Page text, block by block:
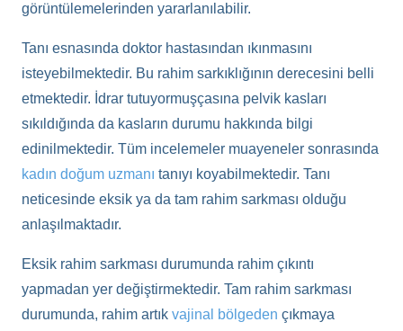
görüntülemelerinden yararlanılabilir.
Tanı esnasında doktor hastasından ıkınmasını
isteyebilmektedir. Bu rahim sarkıklığının derecesini belli
etmektedir. İdrar tutuyormuşçasına pelvik kasları
sıkıldığında da kasların durumu hakkında bilgi
edinilmektedir. Tüm incelemeler muayeneler sonrasında
kadın doğum uzmanı tanıyı koyabilmektedir. Tanı
neticesinde eksik ya da tam rahim sarkması olduğu
anlaşılmaktadır.
Eksik rahim sarkması durumunda rahim çıkıntı
yapmadan yer değiştirmektedir. Tam rahim sarkması
durumunda, rahim artık vajinal bölgeden çıkmaya